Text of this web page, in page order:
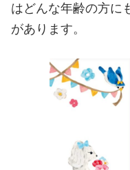
はどんな年齢の方に
があります。